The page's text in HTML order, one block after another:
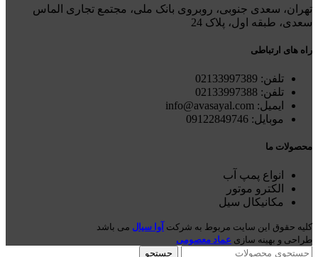
تهران، سعدی جنوبی، روبروی بانک ملی، مجتمع تجاری الماس
سعدی، طبقه اول، پلاک 24
راه های ارتباطی
تلفن: 021 33997389
تلفن:
ایمیل: info@avasayal.com
موبایل: 09122849746
محصولات ما
انواع پمپ آب
الکترو موتور
مکانیکال سیل
کلیه حقوق این سایت مربوط به شرکت آوا سیال می باشد
طراحی و بهینه سازی عماد معصومی
جستجو